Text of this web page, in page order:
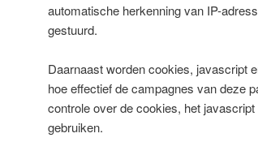
automatische herkenning van IP-
gestuurd.
Daarnaast worden cookies, javascript
hoe effectief de campagnes van deze
controle over de cookies, het
gebruiken.